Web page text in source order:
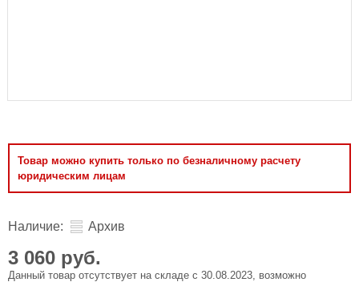
Товар можно купить только по безналичному расчету
юридическим лицам
Наличие: Архив
3 060 руб.
Данный товар отсутствует на складе с 30.08.2023, возможно